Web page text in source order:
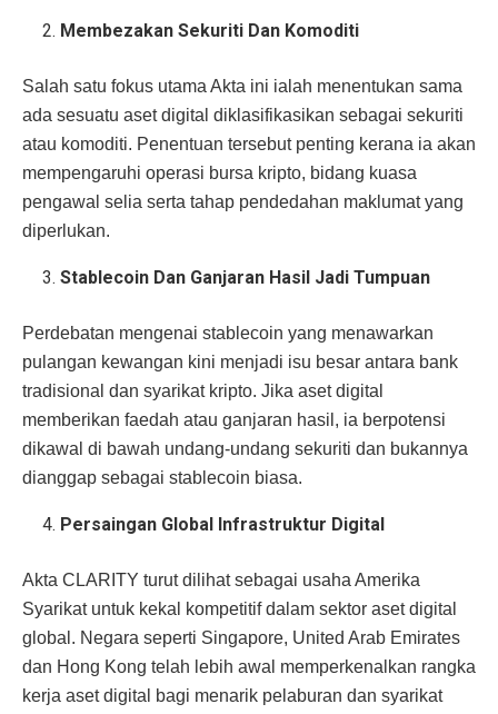
Membezakan Sekuriti Dan Komoditi
Salah satu fokus utama Akta ini ialah menentukan sama
ada sesuatu aset digital diklasifikasikan sebagai sekuriti
atau komoditi. Penentuan tersebut penting kerana ia akan
mempengaruhi operasi bursa kripto, bidang kuasa
pengawal selia serta tahap pendedahan maklumat yang
diperlukan.
Stablecoin Dan Ganjaran Hasil Jadi Tumpuan
Perdebatan mengenai stablecoin yang menawarkan
pulangan kewangan kini menjadi isu besar antara bank
tradisional dan syarikat kripto. Jika aset digital
memberikan faedah atau ganjaran hasil, ia berpotensi
dikawal di bawah undang-undang sekuriti dan bukannya
dianggap sebagai stablecoin biasa.
Persaingan Global Infrastruktur Digital
Akta CLARITY turut dilihat sebagai usaha Amerika
Syarikat untuk kekal kompetitif dalam sektor aset digital
global. Negara seperti Singapore, United Arab Emirates
dan Hong Kong telah lebih awal memperkenalkan rangka
kerja aset digital bagi menarik pelaburan dan syarikat